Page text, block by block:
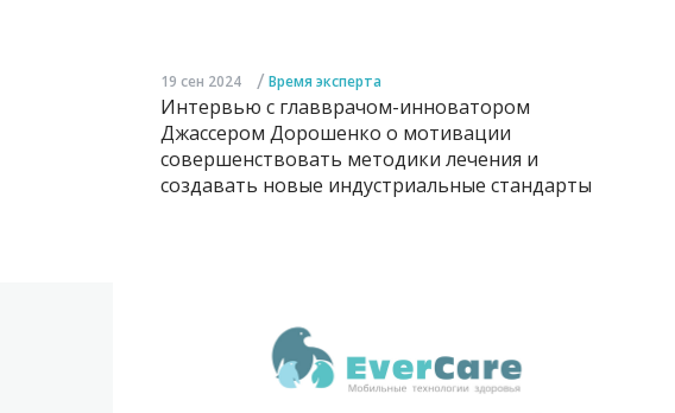
19 сен 2024 / Время эксперта
Интервью с главврачом-инноватором
Джассером Дорошенко о мотивации
совершенствовать методики лечения и
создавать новые индустриальные стандарты